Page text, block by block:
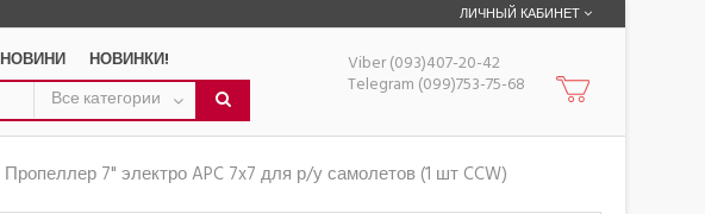
ЛИЧНЫЙ КАБИНЕТ
НОВИНИ НОВИНКИ! Viber (093)407-20-42
Telegram (099)753-75-68
Пропеллер 7" электро APC 7x7 для р/у самолетов (1 шт CCW)